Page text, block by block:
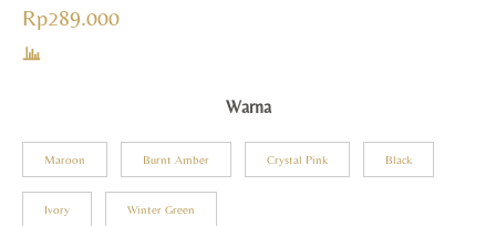
Rp289.000
Warna
Maroon Burnt Amber Crystal Pink Black
Ivory Winter Green